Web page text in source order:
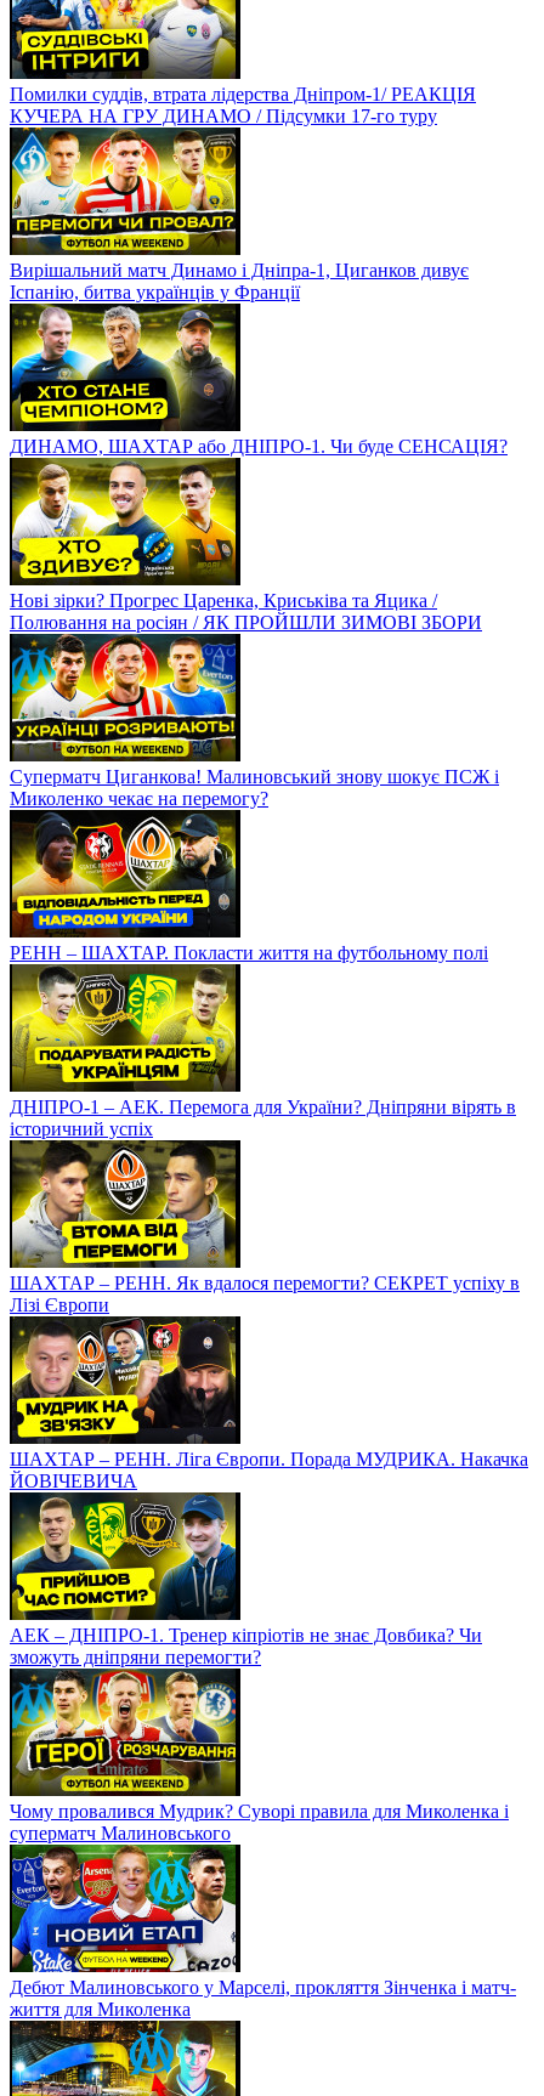
Помилки суддів, втрата лідерства Дніпром-1/ РЕАКЦІЯ
КУЧЕРА НА ГРУ ДИНАМО / Підсумки 17-го туру
Вирішальний матч Динамо і Дніпра-1, Циганков дивує
Іспанію, битва українців у Франції
ДИНАМО, ШАХТАР або ДНІПРО-1. Чи буде СЕНСАЦІЯ?
Нові зірки? Прогрес Царенка, Криськіва та Яцика /
Полювання на росіян / ЯК ПРОЙШЛИ ЗИМОВІ ЗБОРИ
Суперматч Циганкова! Малиновський знову шокує ПСЖ і
Миколенко чекає на перемогу?
РЕНН – ШАХТАР. Покласти життя на футбольному полі
ДНІПРО-1 – АЕК. Перемога для України? Дніпряни вірять в
історичний успіх
ШАХТАР – РЕНН. Як вдалося перемогти? СЕКРЕТ успіху в
Лізі Європи
ШАХТАР – РЕНН. Ліга Європи. Порада МУДРИКА. Накачка
ЙОВІЧЕВИЧА
АЕК – ДНІПРО-1. Тренер кіпріотів не знає Довбика? Чи
зможуть дніпряни перемогти?
Чому провалився Мудрик? Суворі правила для Миколенка і
суперматч Малиновського
Дебют Малиновського у Марселі, прокляття Зінченка і матч-
життя для Миколенка